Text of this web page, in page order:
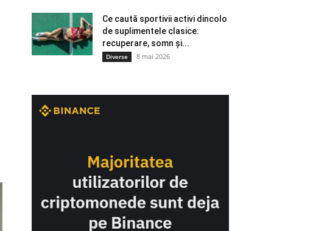
Ce caută sportivii activi dincolo
de suplimentele clasice:
recuperare, somn și...
Diverse 8 mai 2026